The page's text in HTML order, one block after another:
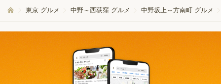
東京 グルメ 中野～西荻窪 グルメ 中野坂上～方南町 グルメ